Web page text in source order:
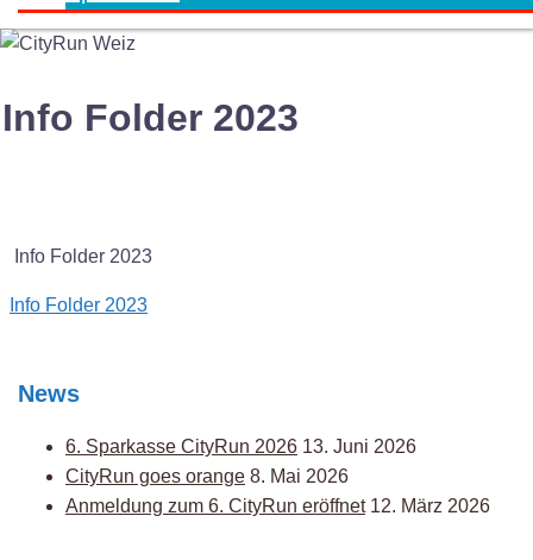
Info Folder 2023
Info Folder 2023
Post
Info Folder 2023
News
6. Sparkasse CityRun 2026 13. Juni 2026
CityRun goes orange 8. Mai 2026
Anmeldung zum 6. CityRun eröffnet 12. März 2026